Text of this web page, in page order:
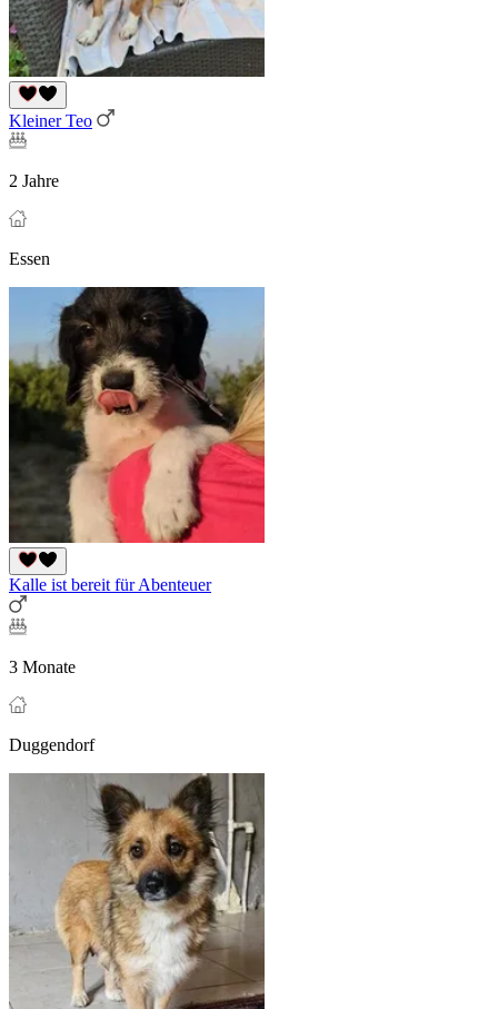
Kleiner Teo
2 Jahre
Essen
Kalle ist bereit für Abenteuer
3 Monate
Duggendorf